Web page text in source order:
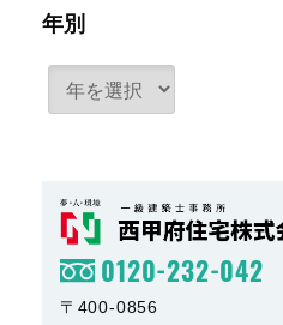
年別
0120-232-042
〒400-0856